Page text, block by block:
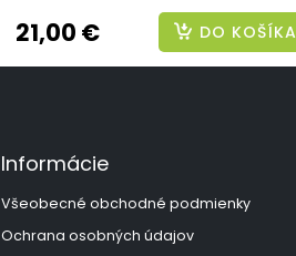
21,00 € DO KOŠÍKA
Informácie
Všeobecné obchodné podmienky
Ochrana osobných údajov